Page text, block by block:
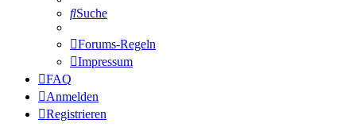
Suche
Forums-Regeln
Impressum
FAQ
Anmelden
Registrieren